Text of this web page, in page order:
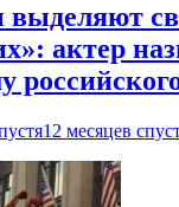
выделяют
актер
12 месяцев